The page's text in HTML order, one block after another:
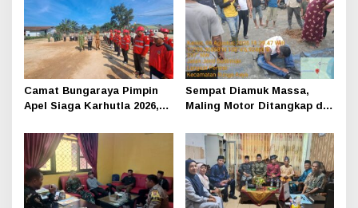
Camat Bungaraya Pimpin
Apel Siaga Karhutla 2026,
Perusahaan dan
Masyarakat Dikuatkan
Sempat Diamuk Massa,
Maling Motor Ditangkap di